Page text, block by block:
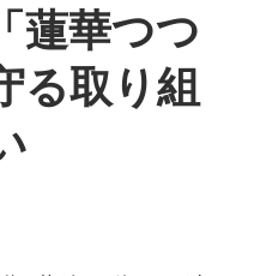
蓮華つつ
る取り組